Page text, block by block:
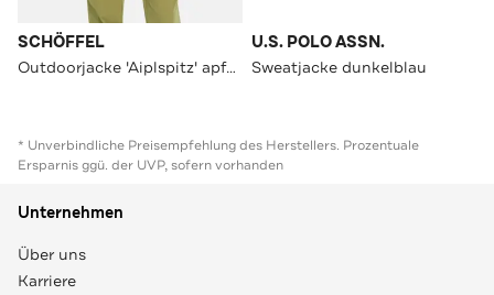
SCHÖFFEL
Outdoorjacke 'Aiplspitz' apfelgrün
U.S. POLO ASSN.
Sweatjacke dunkelblau
* Unverbindliche Preisempfehlung des Herstellers. Prozentuale
Ersparnis ggü. der UVP, sofern vorhanden
Unternehmen
Über uns
Karriere